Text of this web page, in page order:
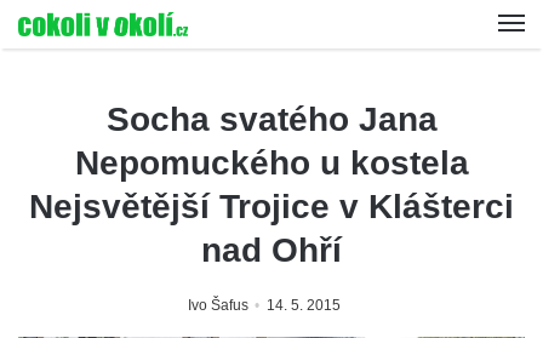
Socha svatého Jana
Nepomuckého u kostela
Nejsvětější Trojice v Klášterci
nad Ohří
Ivo Šafus 14. 5. 2015